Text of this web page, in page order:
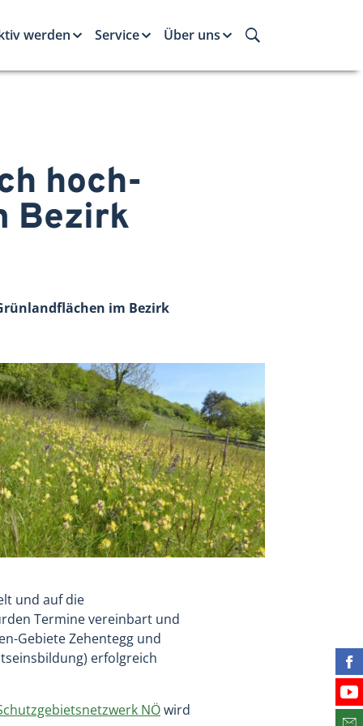
werden Service Über uns
hoch­
Bezirk
im Bezirk
und auf die
Termine vereinbart und
Gebiete Zehentegg und
erfolgreich
NÖwird